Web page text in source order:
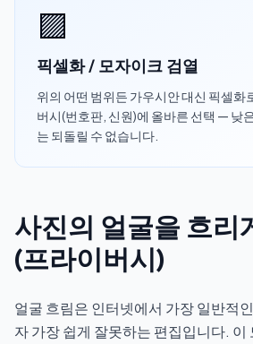
🟪
픽셀화 / 모자이크 검열
위의 어떤 범위든 가우시안 대신 픽셀화
버시(번호판, 신원)에 올바른 선택 — 낮
는 되돌릴 수 없습니다.
사진의 얼굴을 흐리
(프라이버시)
얼굴 흐림은 인터넷에서 가장 일반적
자 가장 쉽게 잘못하는 편집입니다. 이